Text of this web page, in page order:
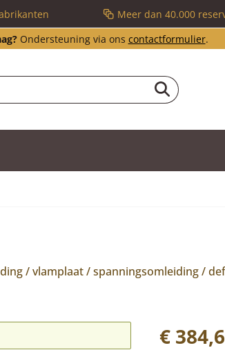
Meer dan 40.000
Ondersteuning via ons contactformulier.
/ vlamplaat / spanningsomleiding /
Normale
€